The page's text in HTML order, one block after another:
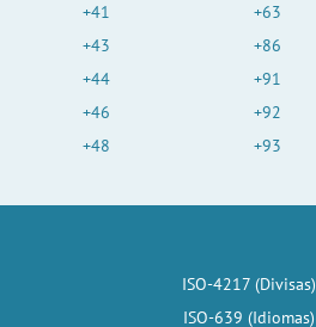
+41
+43
+44
+46
+48
+63
+86
+91
+92
+93
ISO-4217 (Divisas)
ISO-639 (Idiomas)